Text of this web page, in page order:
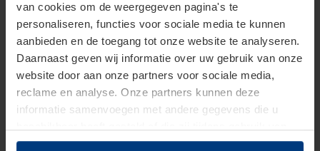
van cookies om de weergegeven pagina's te
personaliseren, functies voor sociale media te kunnen
aanbieden en de toegang tot onze website te analyseren.
Daarnaast geven wij informatie over uw gebruik van onze
website door aan onze partners voor sociale media,
reclame en analyse. Onze partners kunnen deze
informatie samenvoegen met andere gegevens die u
hun diensten hebben verzameld.